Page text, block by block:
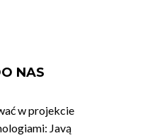
NAS
w projekcie
Javą